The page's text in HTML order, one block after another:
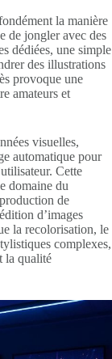
la manière
de jongler avec des
dédiées, une simple
des illustrations
provoque une
amateurs et
visuelles,
automatique pour
Cette
domaine du
de
d’images
la recolorisation, le
complexes,
la qualité